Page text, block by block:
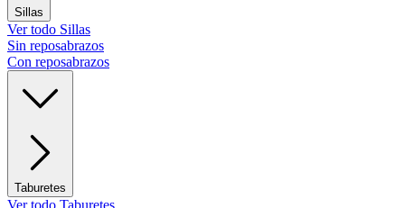
Sillas
Ver todo Sillas
Sin reposabrazos
Con reposabrazos
Taburetes